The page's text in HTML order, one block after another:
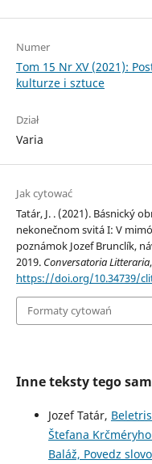
Numer
Tom 15 Nr XV (2021):
kulturze i sztuce
Dział
Varia
Jak cytować
Tatár, J. . (2021). Básnický
nekonečnom svitá I: V
poznámok Jozef Brunclík,
2019. Conversatoria Litteraria,
https://doi.org/10.34739/
Formaty cytowań
Inne teksty tego
Jozef Tatár,
Štefana
Baláž, Povedz